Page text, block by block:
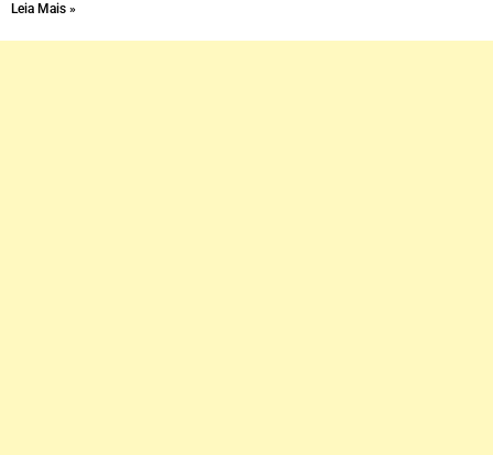
Leia Mais »